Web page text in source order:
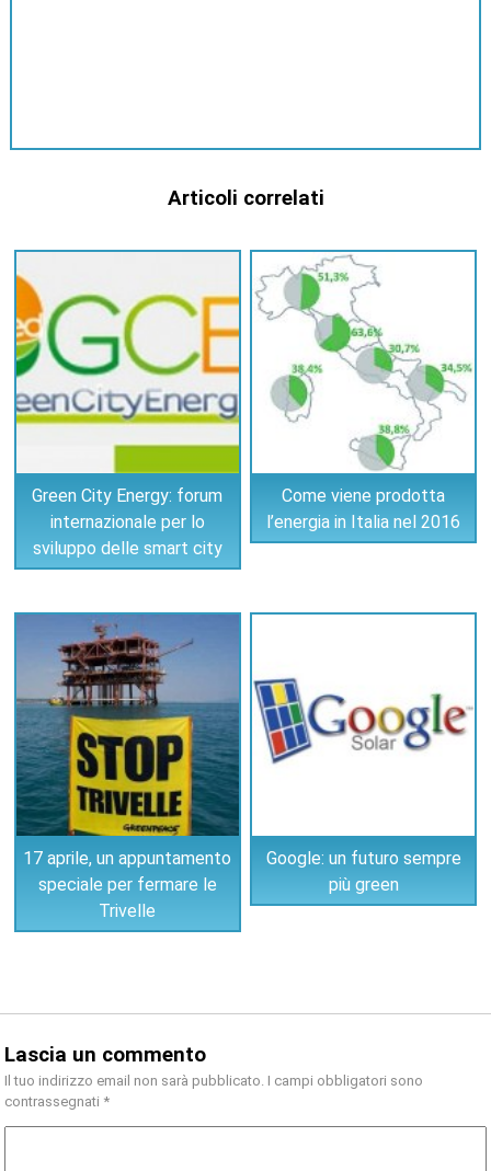
Articoli correlati
Green City Energy: forum
internazionale per lo
sviluppo delle smart city
Come viene prodotta
l’energia in Italia nel 2016
17 aprile, un appuntamento
speciale per fermare le
Trivelle
Google: un futuro sempre
più green
Lascia un commento
Il tuo indirizzo email non sarà pubblicato. I campi obbligatori sono
contrassegnati *